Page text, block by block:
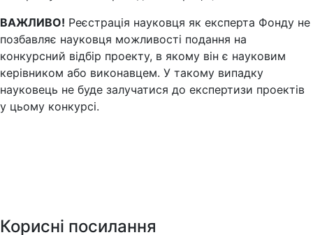
ВАЖЛИВО! Реєстрація науковця як експерта Фонду не
позбавляє науковця можливості подання на
конкурсний відбір проекту, в якому він є науковим
керівником або виконавцем. У такому випадку
науковець не буде залучатися до експертизи проектів
у цьому конкурсі.
Корисні посилання